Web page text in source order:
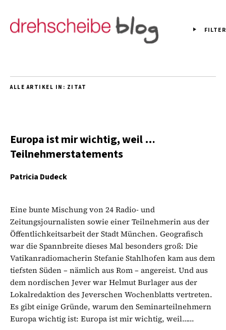
FILTER
ALLE ARTIKEL IN: ZITAT
Europa ist mir wichtig, weil …
Teilnehmerstatements
Patricia Dudeck
Eine bunte Mischung von 24 Radio- und
Zeitungsjournalisten sowie einer Teilnehmerin aus der
Öffentlichkeitsarbeit der Stadt München. Geografisch
war die Spannbreite dieses Mal besonders groß: Die
Vatikanradiomacherin Stefanie Stahlhofen kam aus dem
tiefsten Süden – nämlich aus Rom – angereist. Und aus
dem nordischen Jever war Helmut Burlager aus der
Lokalredaktion des Jeverschen Wochenblatts vertreten.
Es gibt einige Gründe, warum den Seminarteilnehmern
Europa wichtig ist: Europa ist mir wichtig, weil…...